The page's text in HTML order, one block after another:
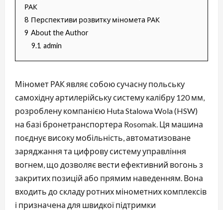
РАК
8 Перспективи розвитку міномета РАК
9 About the Author
9.1 admin
Міномет РАК являє собою сучасну польську
самохідну артилерійську систему калібру 120 мм,
розроблену компанією Huta Stalowa Wola (HSW)
на базі бронетранспортера Rosomak. Ця машина
поєднує високу мобільність, автоматизоване
заряджання та цифрову систему управління
вогнем, що дозволяє вести ефективний вогонь з
закритих позицій або прямим наведенням. Вона
входить до складу ротних мінометних комплексів
і призначена для швидкої підтримки